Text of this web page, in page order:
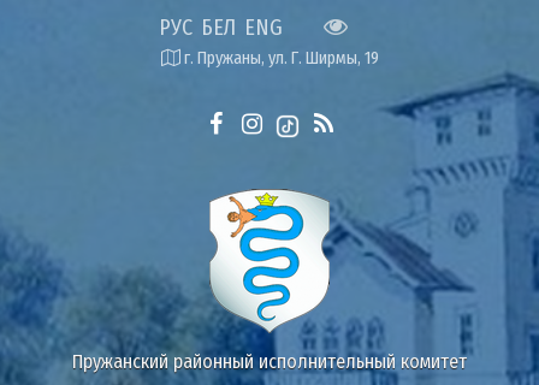
РУС БЕЛ ENG
г. Пружаны, ул. Г. Ширмы, 19
Пружанский районный исполнительный комитет